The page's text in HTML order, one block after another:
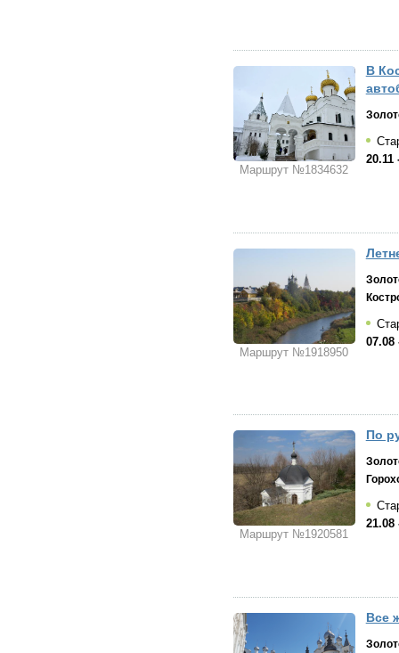
Маршрут №1834632
В
20.11
Маршрут №1918950
07.08
Маршрут №1920581
По
21.08
Все